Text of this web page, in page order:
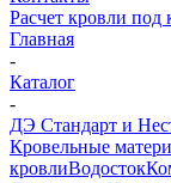
Расчет кровли под
Главная
-
Каталог
-
ДЭ Стандарт и
Кровельные
кровлиВодосток